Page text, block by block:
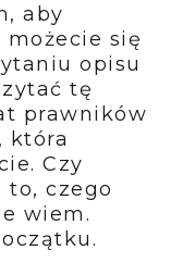
aby
się
opisu
tę
prawników
która
Czy
to, czego
wiem.